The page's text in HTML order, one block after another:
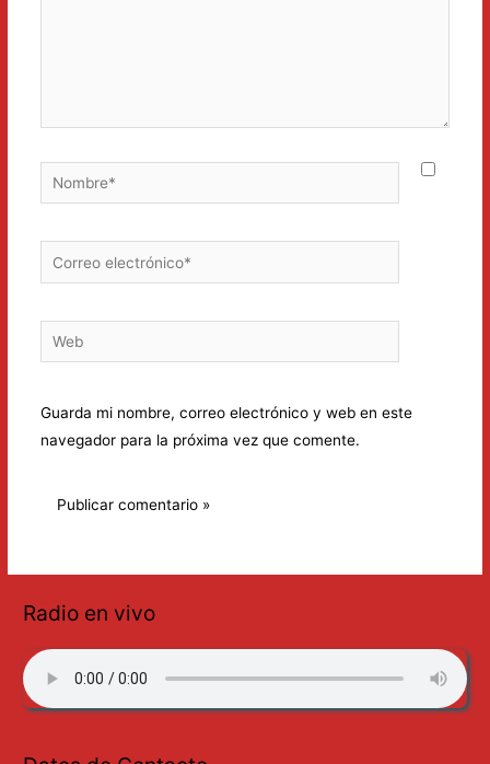
Nombre*
Correo
electrónico*
Web
Guarda mi nombre, correo electrónico y web en este
navegador para la próxima vez que comente.
Radio en vivo